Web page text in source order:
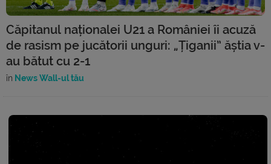
Căpitanul naționalei U21 a României îi acuză
de rasism pe jucătorii unguri: „Țiganii” ăștia v-
au bătut cu 2-1
în News Wall-ul tău